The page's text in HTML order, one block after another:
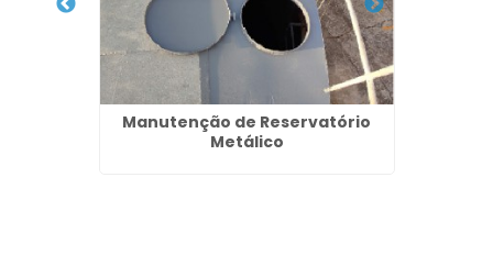
Manutenção de Reservatório
Metálico